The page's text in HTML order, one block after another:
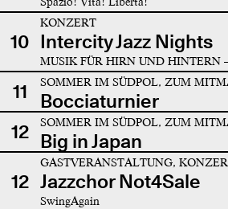
10
KONZERT
Intercity Jazz Nights
MUSIK FÜR HIRN UND HINTERN
11 SOMMER IM SÜDPOL, ZUM
Bocciaturnier
12
SOMMER IM SÜDPOL, ZUM
Big in Japan
12
GASTVERANSTALTUNG,
Jazzchor Not4Sale
SwingAgain